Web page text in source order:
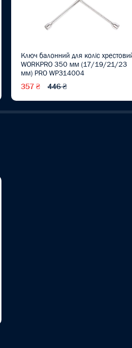
Ключ балонний для коліс
WORKPRO 350 мм (17/19/21/23
мм) PRO WP314004
357 ₴ 446 ₴